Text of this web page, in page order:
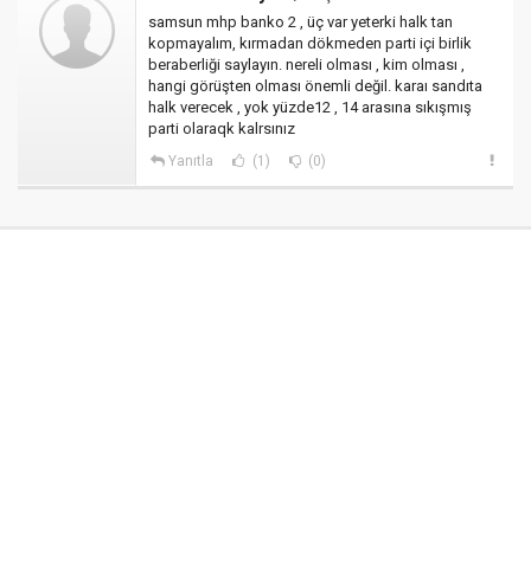
samsun mhp banko 2 , üç var yeterki halk tan
kopmayalım, kırmadan dökmeden parti içi birlik
beraberliği saylayın. nereli olması , kim olması ,
hangi görüşten olması önemli değil. karaı sandıta
halk verecek , yok yüzde12 , 14 arasına sıkışmış
parti olaraqk kalrsınız
Yanıtla (1) (0)